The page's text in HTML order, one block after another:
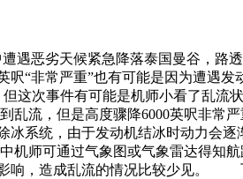
遇恶劣天候紧急降落泰国曼谷，路
“非常严重”也有可能是因为遭遇发
次事件有可能是机师小看了乱流
流，但是高度骤降6000英呎非常严
冰系统，由于发动机结冰时动力会逐
师可通过气象图或气象雷达得知航
影响，造成乱流的情况比较少见。